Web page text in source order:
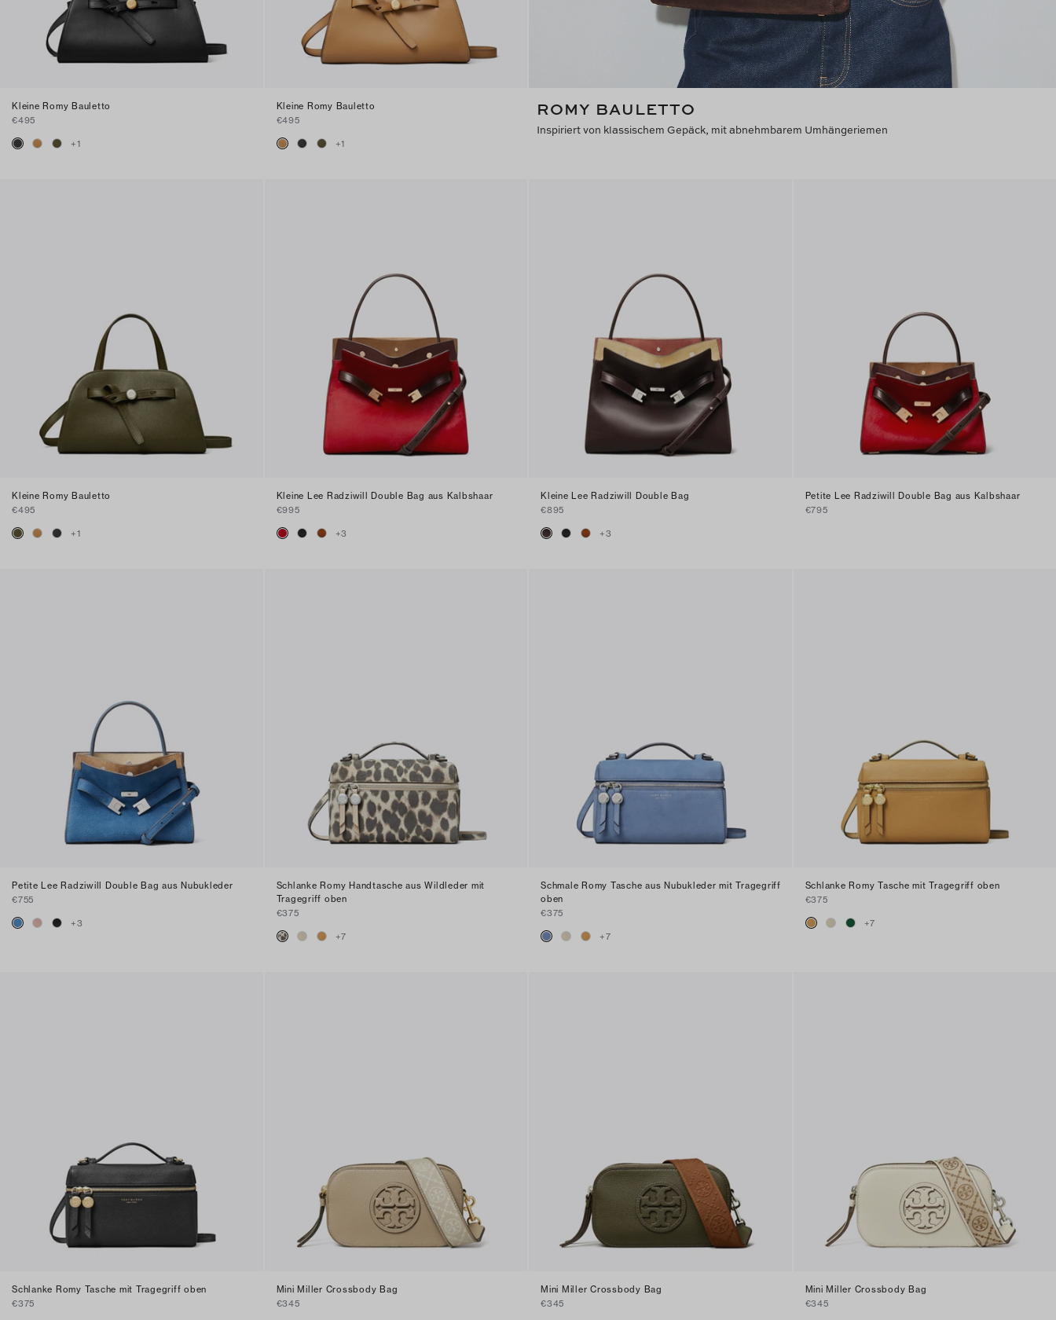
ROMY BAULETTO
Inspiriert von klassischem Gepäck, mit abnehmbarem Umhängeriemen
Kleine Romy Bauletto
€495
+1
Kleine Romy Bauletto
€495
+1
Kleine Romy Bauletto
€495
+1
Kleine Lee Radziwill Double Bag aus Kalbshaar
€995
+3
Kleine Lee Radziwill Double Bag
€895
+3
Petite Lee Radziwill Double Bag aus Kalbshaar
€795
Petite Lee Radziwill Double Bag aus Nubukleder
€755
+3
Schlanke Romy Handtasche aus Wildleder mit
Tragegriff oben
€375
+7
Schmale Romy Tasche aus Nubukleder mit Tragegriff
oben
€375
+7
Schlanke Romy Tasche mit Tragegriff oben
€375
+7
Schlanke Romy Tasche mit Tragegriff oben
€375
Mini Miller Crossbody Bag
€345
Mini Miller Crossbody Bag
€345
Mini Miller Crossbody Bag
€345